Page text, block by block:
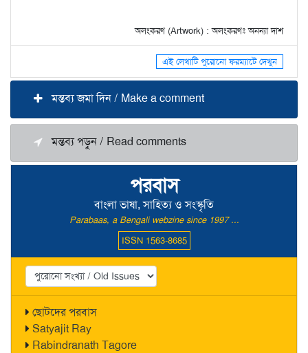
পরবাস
বাংলা ভাষা, সাহিত্য ও সংস্কৃতি
Parabaas, a Bengali webzine since 1997 ...
ISSN 1563-8685
ছোটদের পরবাস
Satyajit Ray
Rabindranath Tagore
অলংকরণ (Artwork) : অলংকরণঃ অনন্যা দাশ
এই লেখাটি পুরোনো ফরম্যাটে দেখুন
মন্তব্য জমা দিন / Make a comment
মন্তব্য পড়ুন / Read comments